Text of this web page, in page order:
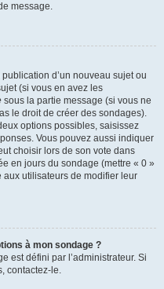
message.
d’un nouveau sujet ou
(si vous en avez les
sous la partie message (si vous ne
le droit de créer des sondages).
options possibles, saisissez
Vous pouvez aussi indiquer
choisir lors de son vote dans
en jours du sondage (mettre « 0 »
utilisateurs de modifier leur
à mon sondage ?
est défini par l’administrateur. Si
contactez-le.